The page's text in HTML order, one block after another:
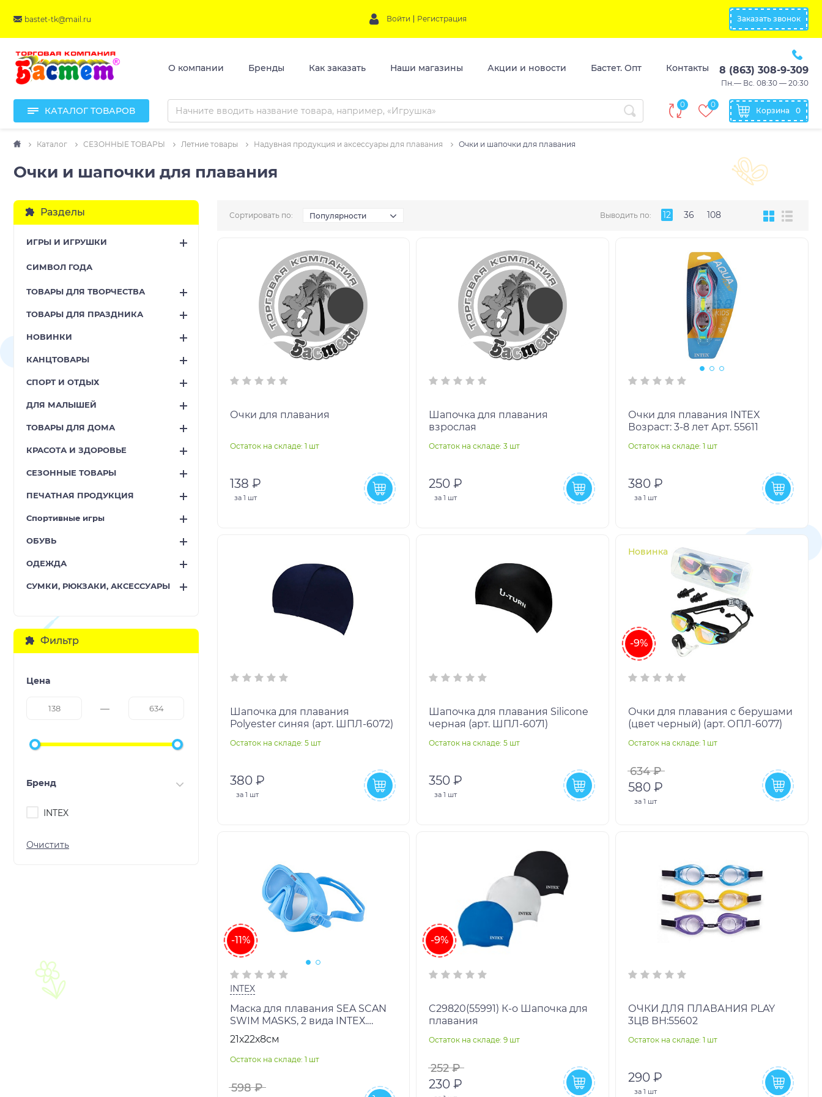
bastet-tk@mail.ru Войти Регистрация Заказать звонок
О компании Бренды Как заказать Наши магазины Акции и новости Бастет. Опт Контакты 8 (863) 308-9-309
Пн.— Вс. 08:30 — 20:30
КАТАЛОГ ТОВАРОВ
0 0
Корзина 0
Каталог СЕЗОННЫЕ ТОВАРЫ Летние товары Надувная продукция и аксессуары для плавания Очки и шапочки для плавания
Очки и шапочки для плавания
Разделы
ИГРЫ И ИГРУШКИ
CИМВОЛ ГОДА
ТОВАРЫ ДЛЯ ТВОРЧЕСТВА
ТОВАРЫ ДЛЯ ПРАЗДНИКА
НОВИНКИ
КАНЦТОВАРЫ
СПОРТ И ОТДЫХ
ДЛЯ МАЛЫШЕЙ
ТОВАРЫ ДЛЯ ДОМА
КРАСОТА И ЗДОРОВЬЕ
СЕЗОННЫЕ ТОВАРЫ
ПЕЧАТНАЯ ПРОДУКЦИЯ
Спортивные игры
ОБУВЬ
ОДЕЖДА
СУМКИ, РЮКЗАКИ, АКСЕССУАРЫ
Фильтр
Цена
Бренд
INTEX
Сортировать по: Популярности Выводить по: 12 36 108
Очки для плавания
Остаток на складе: 1 шт
138 ₽
за 1 шт
Шапочка для плавания
взрослая
Остаток на складе: 3 шт
250 ₽
за1 шт
Очки для плавания INTEX
Возраст: 3-8 лет Арт. 55611
Остаток на складе: 1 шт
380 ₽
за1 шт
Шапочка для плавания
Polyester синяя (арт. ШПЛ-6072)
Остаток на складе: 5 шт
380 ₽
за 1 шт
Шапочка для плавания Silicone
черная (арт. ШПЛ-6071)
Остаток на складе: 5 шт
350 ₽
за1 шт
Новинка
-9%
Очки для плавания с берушами
(цвет черный) (арт. ОПЛ-6077)
Остаток на складе: 1 шт
634 ₽
580 ₽
за1 шт
-11%
INTEX
Маска для плавания SEA SCAN
SWIM MASKS, 2 вида INTEХ.
Возраст: 8+ лет Арт. 55916
21х22х8см
Остаток на складе: 1 шт
598 ₽
-9%
C29820(55991) К-о Шапочка для
плавания
Остаток на складе: 9 шт
252 ₽
230 ₽
ОЧКИ ДЛЯ ПЛАВАНИЯ PLAY
3ЦВ ВН:55602
Остаток на складе: 1 шт
290 ₽
за 1 шт